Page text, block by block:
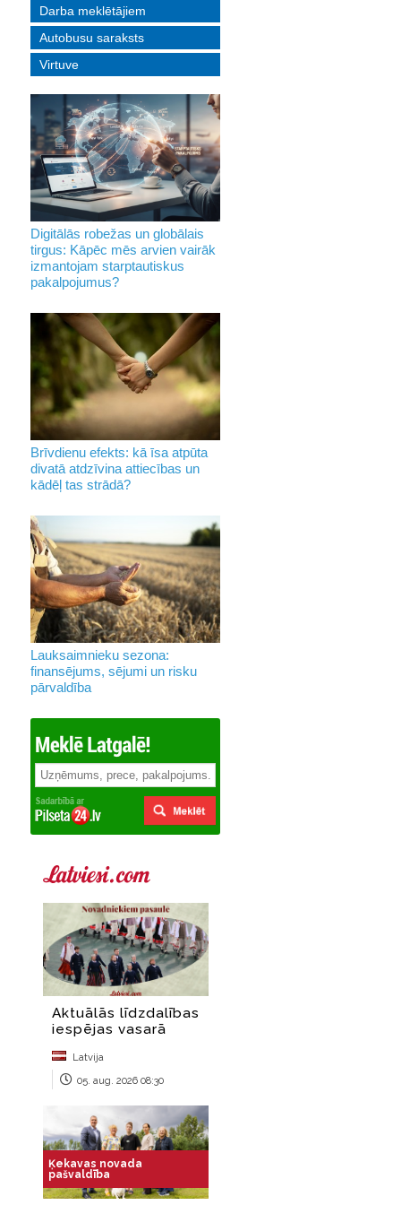
Darba meklētājiem
Autobusu saraksts
Virtuve
Digitālās robežas un globālais
tirgus: Kāpēc mēs arvien vairāk
izmantojam starptautiskus
pakalpojumus?
Brīvdienu efekts: kā īsa atpūta
divatā atdzīvina attiecības un
kādēļ tas strādā?
Lauksaimnieku sezona:
finansējums, sējumi un risku
pārvaldība